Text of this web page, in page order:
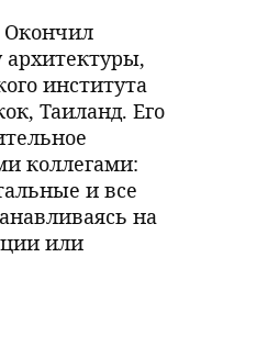
Окончил
архитектуры,
института
Таиланд. Его
коллегами:
и все
на
или